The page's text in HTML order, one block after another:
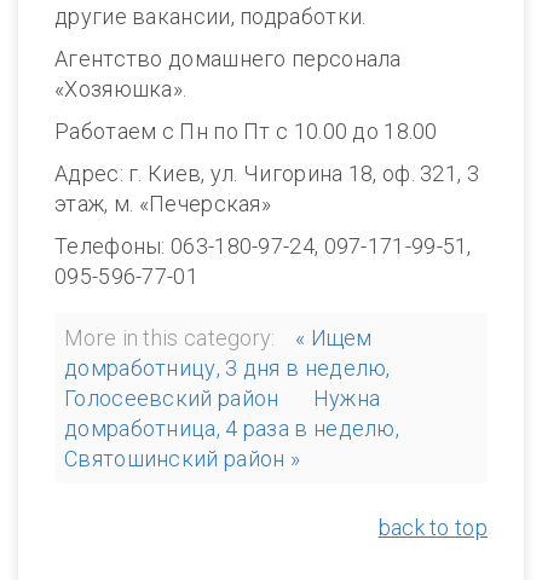
другие вакансии, подработки.
Агентство домашнего персонала
«Хозяюшка».
Работаем с Пн по Пт с 10.00 до 18.00
Адрес: г. Киев, ул. Чигорина 18, оф. 321, 3
этаж, м. «Печерская»
Телефоны: 063-180-97-24, 097-171-99-51,
095-596-77-01
More in this category:
« Ищем
домработницу, 3 дня в неделю,
Голосеевский район
Нужна
домработница, 4 раза в неделю,
Святошинский район »
back to top